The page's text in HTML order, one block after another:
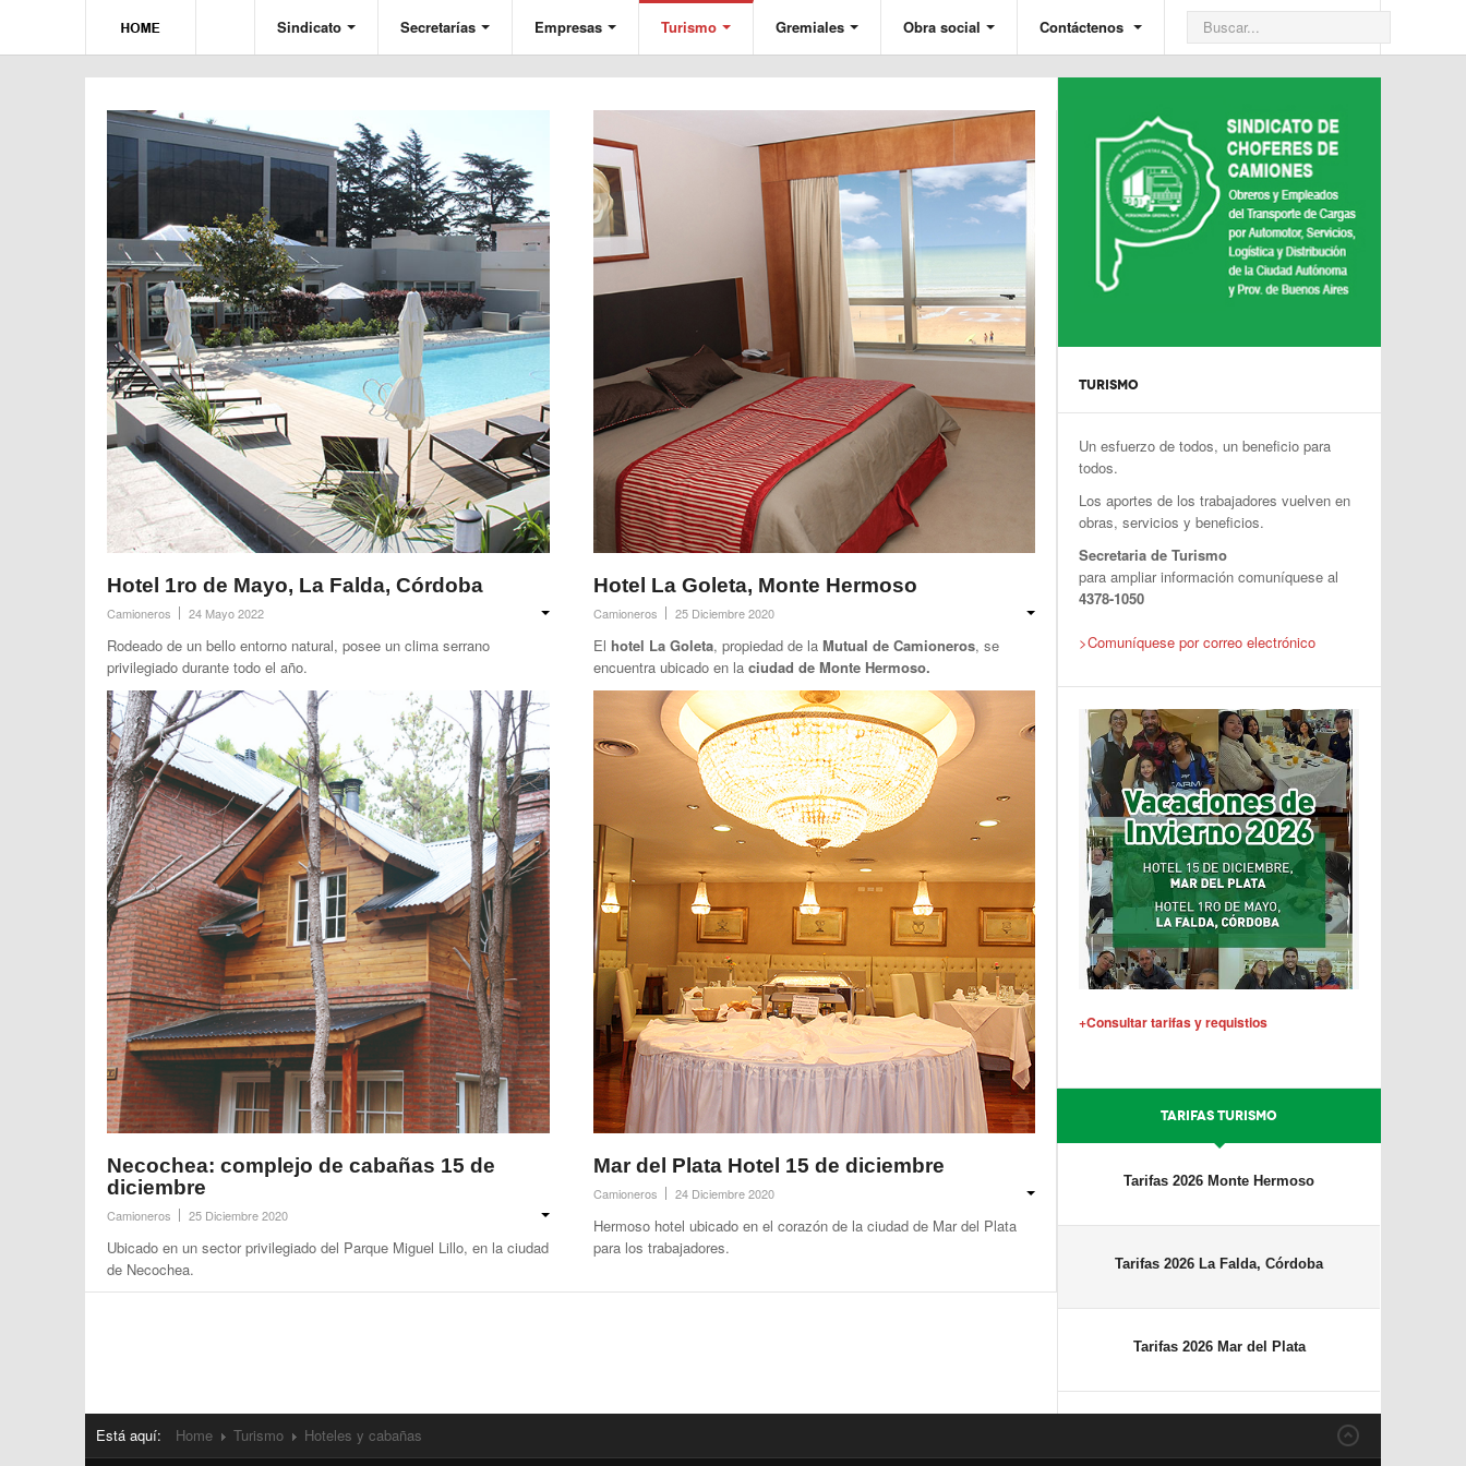
Sindicato Secretarías Empresas Turismo Gremiales Obra social Contáctenos
Hotel 1ro de Mayo, La Falda, Córdoba
Camioneros 24 Mayo 2022
Rodeado de un bello entorno natural, posee un clima serrano
privilegiado durante todo el año.
Hotel La Goleta, Monte Hermoso
Camioneros 25 Diciembre 2020
El hotel La Goleta, propiedad de la Mutual de Camioneros, se
encuentra ubicado en la ciudad de Monte Hermoso.
Necochea: complejo de cabañas 15 de
diciembre
Camioneros 25 Diciembre 2020
Ubicado en un sector privilegiado del Parque Miguel Lillo, en la ciudad
de Necochea.
Mar del Plata Hotel 15 de diciembre
Camioneros 24 Diciembre 2020
Hermoso hotel ubicado en el corazón de la ciudad de Mar del Plata
para los trabajadores.
TURISMO
Un esfuerzo de todos, un beneficio para
todos.
Los aportes de los trabajadores vuelven en
obras, servicios y beneficios.
Secretaria de Turismo
para ampliar información comuníquese al
4378-1050
>Comuníquese por correo electrónico
+Consultar tarifas y requistios
TARIFAS TURISMO
Tarifas 2026 Monte Hermoso
Tarifas 2026 La Falda, Córdoba
Tarifas 2026 Mar del Plata
Está aquí: Home Turismo Hoteles y cabañas